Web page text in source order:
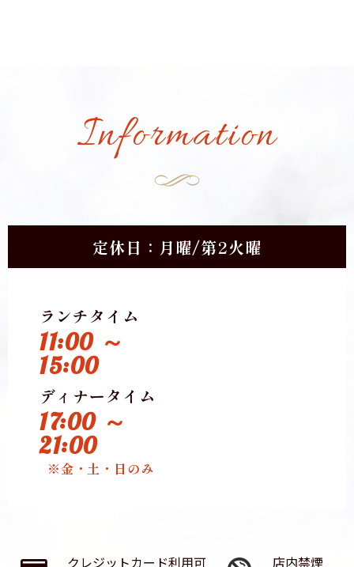
Information
定休日：月曜/第2火曜
ランチタイム
11:00 ～
15:00
ディナータイム
17:00 ～
21:00
※金・土・日のみ
クレジットカード利用可 店内禁煙